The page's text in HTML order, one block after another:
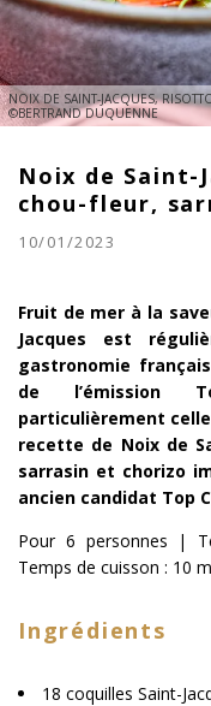
NOIX DE SAINT-JACQUES,
©BERTRAND DUQUENNE
Noix de Saint-
chou-fleur,
10/01/2023
Fruit de mer à la
Jacques est
gastronomie
de l’émission
particulièrement
recette de Noix de
sarrasin et chorizo
ancien candidat Top
Pour 6 personnes |
Temps de cuisson : 10
Ingrédients
18 coquilles Saint-